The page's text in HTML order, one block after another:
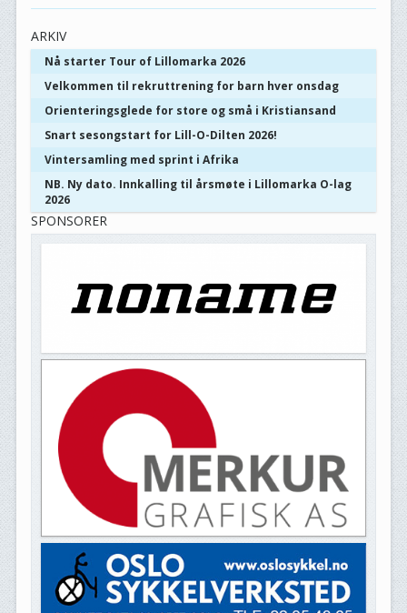
ARKIV
Nå starter Tour of Lillomarka 2026
Velkommen til rekruttrening for barn hver onsdag
Orienteringsglede for store og små i Kristiansand
Snart sesongstart for Lill-O-Dilten 2026!
Vintersamling med sprint i Afrika
NB. Ny dato. Innkalling til årsmøte i Lillomarka O-lag
2026
SPONSORER